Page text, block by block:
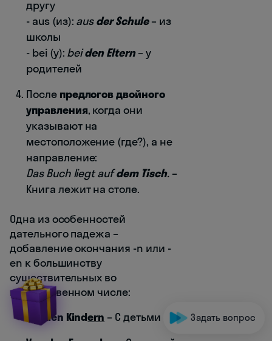
другу
- aus (из): ausder Schule– из
школы
- bei (у): beiden Eltern– у
родителей
После предлогов двойного
управления, когда они
указывают на
местоположение (где?), а не
направление:
Das Buch liegt aufdem Tisch.–
Книга лежит на столе.
Одна из особенностей
дательного падежа –
добавление окончания -n или -
en к большинству
существительных во
множественном числе:
Mit den Kindern – С детьми
Задать вопрос